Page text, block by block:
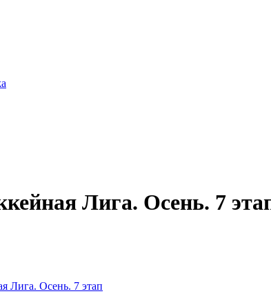
Лига. Осень. 7
Лига. Осень. 7 этап